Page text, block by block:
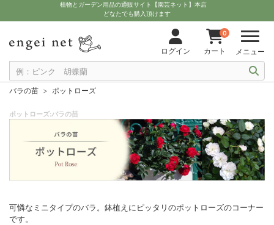
植物とガーデン用品の通販サイト【園芸ネット】本店
どなたでも購入頂けます
ログイン
0
カート メニュー
バラの苗 ポットローズ
ポットローズ:バラの苗
可憐なミニタイプのバラ。鉢植えにピッタリのポットローズのコーナー
です。